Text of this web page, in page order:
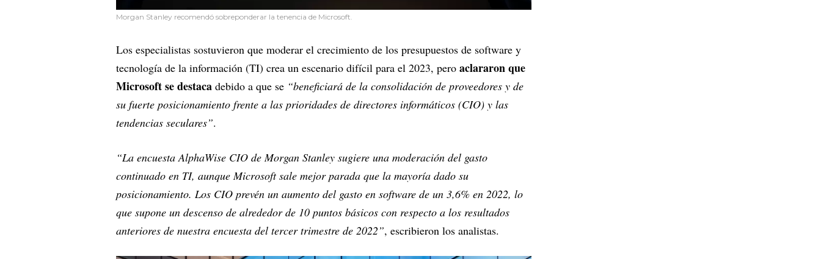
Morgan Stanley recomendó sobreponderar la tenencia de Microsoft.
Los especialistas sostuvieron que moderar el crecimiento de los presupuestos de software y
tecnología de la información (TI) crea un escenario difícil para el 2023, pero aclararon que
Microsoft se destaca debido a que se “beneficiará de la consolidación de proveedores y de
su fuerte posicionamiento frente a las prioridades de directores informáticos (CIO) y las
tendencias seculares”.
“La encuesta AlphaWise CIO de Morgan Stanley sugiere una moderación del gasto
continuado en TI, aunque Microsoft sale mejor parada que la mayoría dado su
posicionamiento. Los CIO prevén un aumento del gasto en software de un 3,6% en 2022, lo
que supone un descenso de alrededor de 10 puntos básicos con respecto a los resultados
anteriores de nuestra encuesta del tercer trimestre de 2022”, escribieron los analistas.